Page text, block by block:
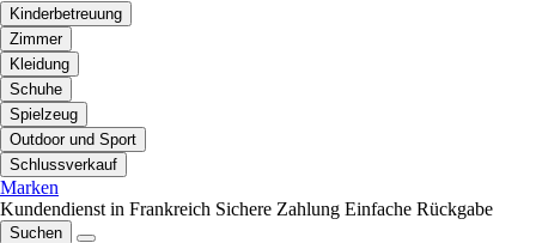
Kinderbetreuung
Zimmer
Kleidung
Schuhe
Spielzeug
Outdoor und Sport
Schlussverkauf
Marken
Kundendienst in Frankreich Sichere Zahlung Einfache Rückgabe
Suchen